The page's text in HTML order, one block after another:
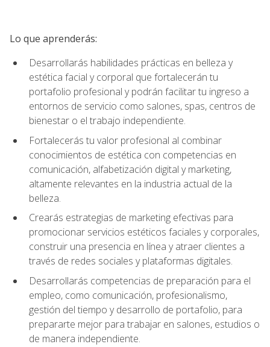
Lo que aprenderás:
Desarrollarás habilidades prácticas en belleza y
estética facial y corporal que fortalecerán tu
portafolio profesional y podrán facilitar tu ingreso a
entornos de servicio como salones, spas, centros de
bienestar o el trabajo independiente.
Fortalecerás tu valor profesional al combinar
conocimientos de estética con competencias en
comunicación, alfabetización digital y marketing,
altamente relevantes en la industria actual de la
belleza.
Crearás estrategias de marketing efectivas para
promocionar servicios estéticos faciales y corporales,
construir una presencia en línea y atraer clientes a
través de redes sociales y plataformas digitales.
Desarrollarás competencias de preparación para el
empleo, como comunicación, profesionalismo,
gestión del tiempo y desarrollo de portafolio, para
prepararte mejor para trabajar en salones, estudios o
de manera independiente.